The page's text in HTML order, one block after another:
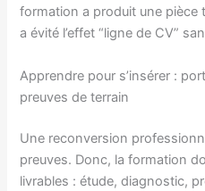
formation a produit une pièce
a évité l’effet “ligne de CV”
Apprendre pour s’insérer :
preuves de terrain
Une reconversion
preuves. Donc, la formation
livrables : étude, diagnostic,